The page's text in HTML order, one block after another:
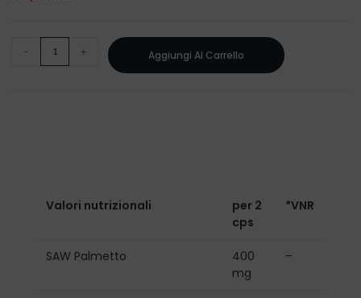
- + Aggiungi Al Carrello
Valori nutrizionali
per 2
cps
*VNR
SAW Palmetto
400
mg
–